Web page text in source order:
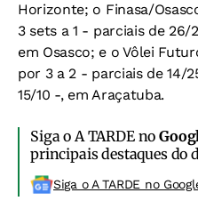
Horizonte; o Finasa/
3 sets a 1 - parciais de 26/
em Osasco; e o Vôlei
por 3 a 2 - parciais de 14/
15/10 -, em Araçatuba.
Siga o A TARDE no
principais destaques do
Siga o A TARDE no